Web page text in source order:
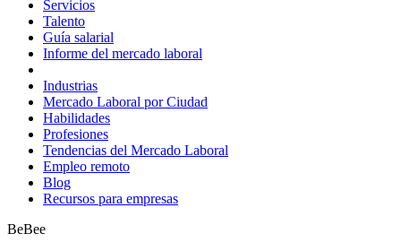
Servicios
Talento
Guía salarial
Informe del mercado laboral
Industrias
Mercado Laboral por Ciudad
Habilidades
Profesiones
Tendencias del Mercado Laboral
Empleo remoto
Blog
Recursos para empresas
BeBee